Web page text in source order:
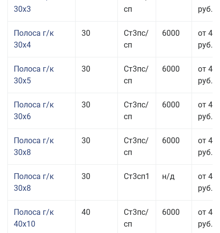
30x3
сп
руб.
Полоса г/к
30x4
30
Ст3пс/
сп
6000
от 44
руб.
Полоса г/к
30x5
30
Ст3пс/
сп
6000
от 43
руб.
Полоса г/к
30x6
30
Ст3пс/
сп
6000
от 46
руб.
Полоса г/к
30x8
30
Ст3пс/
сп
6000
от 43
руб.
Полоса г/к
30x8
30 Ст3сп1 н/д
от 43
руб.
Полоса г/к
40x10
40
Ст3пс/
сп
6000
от 44
руб.